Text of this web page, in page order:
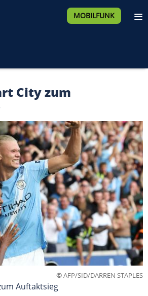
MOBILFUNK
City zum
©AFP/SID/DARREN STAPLES
Auftaktsieg